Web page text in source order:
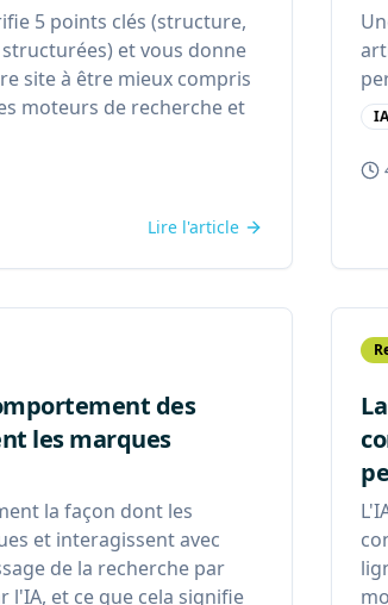
5 points clés (structure,
et vous donne
site à être mieux compris
moteurs de recherche et
Lire l'article
IA
des
les marques
la façon dont les
et interagissent avec
de la recherche par
l'IA, et ce que cela signifie